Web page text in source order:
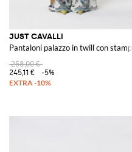
JUST CAVALLI
Pantaloni palazzo in twill con stampa
258,00 €
245,11 €
-5%